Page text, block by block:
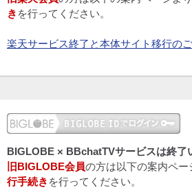
き を行ってください。
楽天サービス終了と本体サイト移行の
BIGLOBE × BBchatTVサービスは終了
旧BIGLOBE会員の方は以下の案内ペー
行手続き を行ってください。